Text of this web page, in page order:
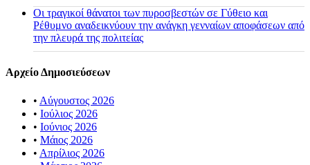
Οι τραγικοί θάνατοι των πυροσβεστών σε Γύθειο και
Ρέθυμνο αναδεικνύουν την ανάγκη γενναίων αποφάσεων από
την πλευρά της πολιτείας
Αρχείο Δημοσιεύσεων
• Αύγουστος 2026
• Ιούλιος 2026
• Ιούνιος 2026
• Μάιος 2026
• Απρίλιος 2026